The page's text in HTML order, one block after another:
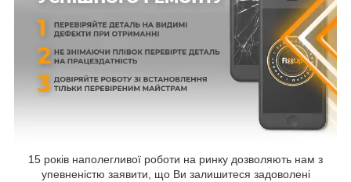
15 років наполегливої роботи на ринку дозволяють нам з
упевненістю заявити, що Ви залишитеся задоволені